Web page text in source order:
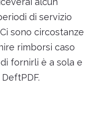
di servizio
sono circostanze
rimborsi caso
fornirli è a sola e